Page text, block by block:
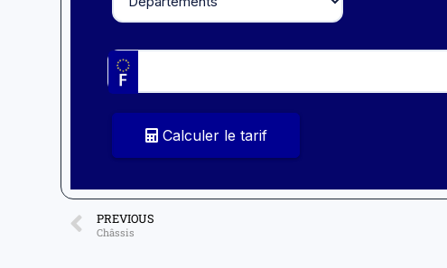
Calculer le tarif
PREVIOUS
Châssis